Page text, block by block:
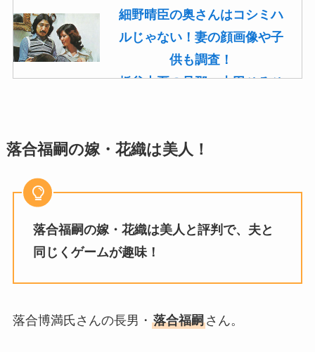
細野晴臣の奥さんはコシミハ
ルじゃない！妻の顔画像や子
供も調査！
板谷由夏の旦那・古田ひろひ
菊池桃子の旦那・新原浩朗(官
馴れ初めも調査！
の結婚の馴れ初め！夫の会社
や収入に妊娠の噂も調査！
斉藤由貴と夫・小井延安はモ
離婚しない理由も調査！
落合福嗣の嫁・花織は美人！
落合福嗣の嫁・花織は美人と評判で、夫と
同じくゲームが趣味！
落合博満氏さんの長男・ 落合福嗣さん。